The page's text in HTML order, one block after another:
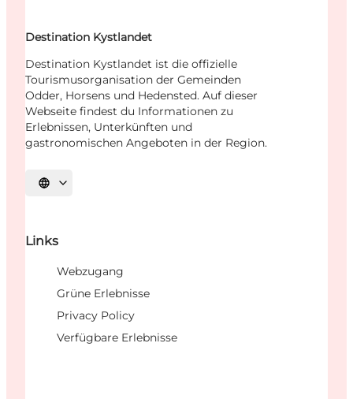
Destination Kystlandet
Destination Kystlandet ist die offizielle
Tourismusorganisation der Gemeinden
Odder, Horsens und Hedensted. Auf dieser
Webseite findest du Informationen zu
Erlebnissen, Unterkünften und
gastronomischen Angeboten in der Region.
Sprache auswählen
Links
Webzugang
Grüne Erlebnisse
Privacy Policy
Verfügbare Erlebnisse